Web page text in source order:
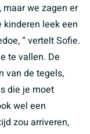
we zagen er
leek een
“ vertelt Sofie.
te vallen. De
van de tegels,
die je moet
wel een
zou arriveren,